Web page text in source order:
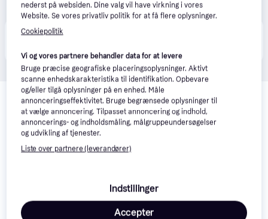
Produktet fås også hos
Relaterede produkter
Se vores forslag til andre produkter, der matcher dine
interesser. Vis alle
nederst på websiden. Dine valg vil have virkning i vores
Website. Se vores privatliv politik for at få flere oplysninger.
Cookiepolitik
Vi og vores partnere behandler data for at levere
Bruge præcise geografiske placeringsoplysninger. Aktivt
scanne enhedskarakteristika til identifikation. Opbevare
og/eller tilgå oplysninger på en enhed. Måle
annonceringseffektivitet. Bruge begrænsede oplysninger til
at vælge annoncering. Tilpasset annoncering og indhold,
annoncerings- og indholdsmåling, målgruppeundersøgelser
og udvikling af tjenester.
Liste over partnere (leverandører)
Indstillinger
Accepter